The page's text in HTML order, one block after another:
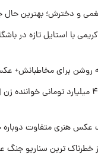
روزانه واقعی یکشنبه ۱۸ مرداد ۱۴۰۵
مسی عزادار شد! + جزئیات
و دخترش؛ بهترین حال
با استایل تازه در
برای مخاطبانش+ عکس
جراحی زیبایی ۴۰ میلیارد تومانی
هنری متفاوت دوباره
ترین سناریو جنگ